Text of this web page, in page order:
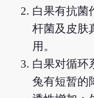
白果有抗菌
杆菌及皮肤
用。
白果对循环
兔有短暂的